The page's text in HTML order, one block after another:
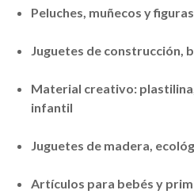
Peluches, muñecos y
Juguetes de construcción,
Material creativo:
infantil
Juguetes de madera,
Artículos para bebés y